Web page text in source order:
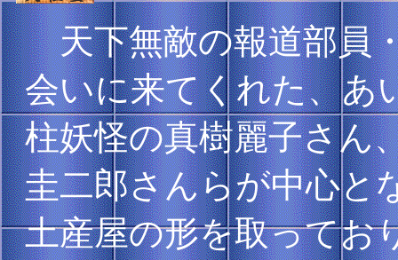
天下無敵の報道部員
会いに来てくれた、あ
柱妖怪の真樹麗子さん
圭二郎さんらが中心と
土産屋の形を取ってお